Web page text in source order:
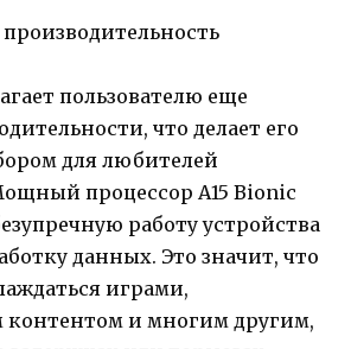
пользователю еще
что делает его
для любителей
процессор A15 Bionic
работу устройства
данных. Это значит, что
играми,
и многим другим,